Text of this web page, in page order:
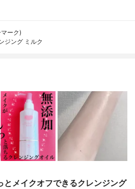
ーク)
ジング ミルク
とメイクオフできるクレンジング